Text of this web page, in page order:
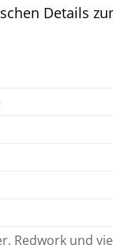
Details
Redwork und